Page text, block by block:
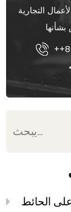
التجارية
الحائط